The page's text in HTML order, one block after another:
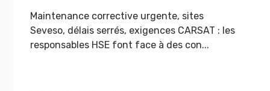
Maintenance corrective urgente, sites
Seveso, délais serrés, exigences CARSAT : les
responsables HSE font face à des con...